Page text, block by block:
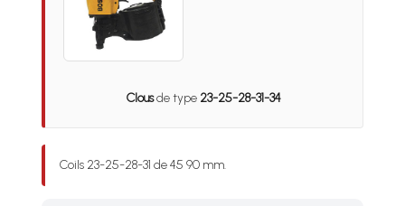
Clousde type 23-25-28-31-34
Coils 23-25-28-31 de 45 90 mm.